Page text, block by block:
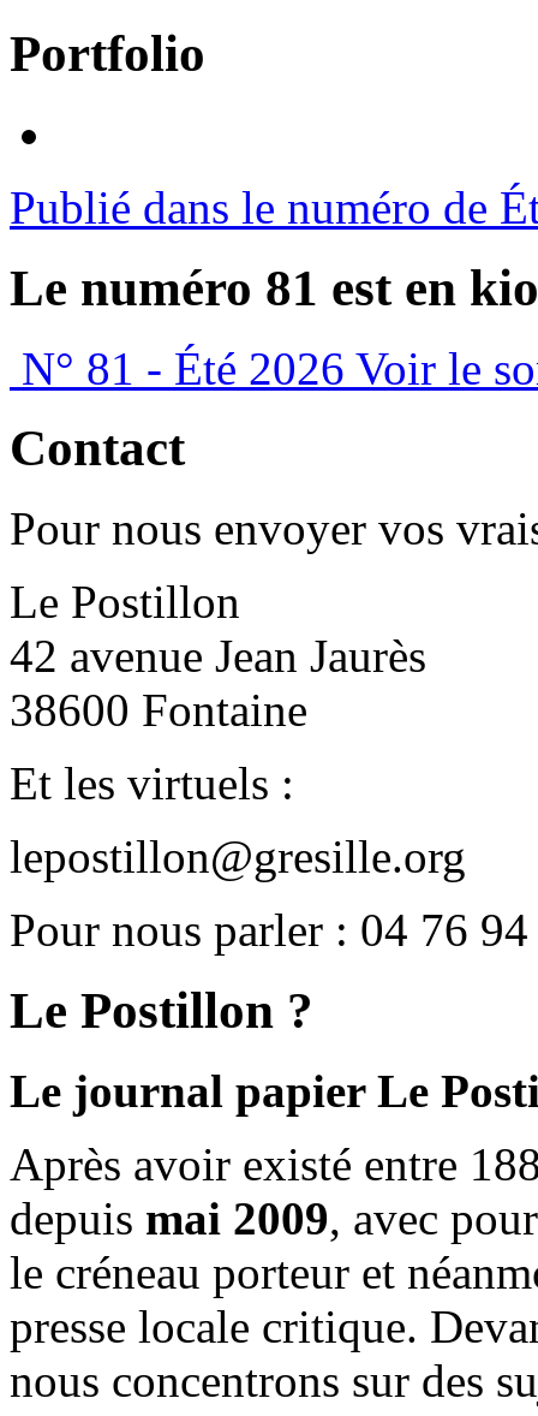
Portfolio
Publié dans le numéro de
Le numéro 81 est en
N° 81 - Été 2026 Voir le
Contact
Pour nous envoyer vos
Le Postillon
42 avenue Jean Jaurès
38600 Fontaine
Et les virtuels :
lepostillon@gresille.org
Pour nous parler : 04 76
Le Postillon ?
Le journal papier Le
Après avoir existé entre
depuis mai 2009, avec
le créneau porteur et
presse locale critique.
nous concentrons sur des